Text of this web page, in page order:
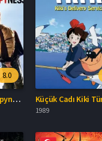
8.0
The Pursuit of Happyness 2006 İzle
1989